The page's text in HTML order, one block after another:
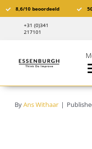
Ga
naar
inhoud
8,6/10 beoordeeld
+31 (0)341
217101
Pensioen in Zicht®️
ByAns Withaar |